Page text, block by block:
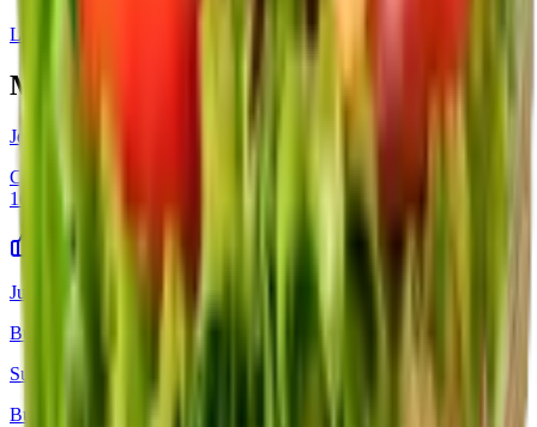
Learn More
Menu Serupa
Jelata
Cobain dari Jelata dijamin langsung kepikiran terus sama sensasi
100% Australian Beef yang bikin nagih.
Juragan
Burger
Sultan
Burger